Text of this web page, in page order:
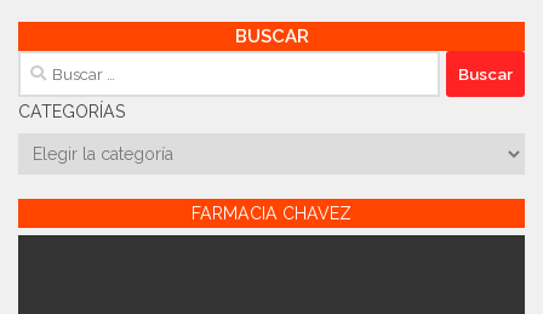
BUSCAR
Buscar:
CATEGORÍAS
Categorías
FARMACIA CHAVEZ